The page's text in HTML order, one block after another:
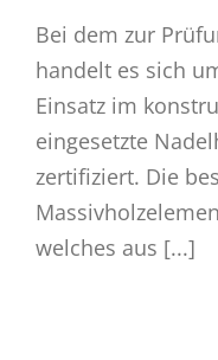
Bei dem zur
handelt es sich
Einsatz im
eingesetzte
zertifiziert. Die
welches aus [...]